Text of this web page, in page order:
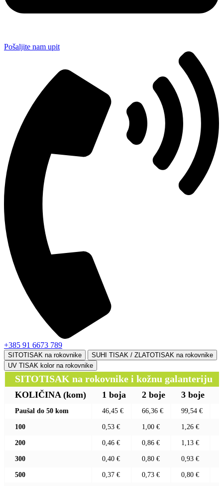
Pošaljite nam upit
+385 91 6673 789
SITOTISAK na rokovnike
SUHI TISAK / ZLATOTISAK na rokovnike
UV TISAK kolor na rokovnike
SITOTISAK na rokovnike i kožnu galanteriju
KOLIČINA (kom) 1 boja 2 boje 3 boje
Paušal do 50 kom 46,45 € 66,36 € 99,54 €
100 0,53 € 1,00 € 1,26 €
200 0,46 € 0,86 € 1,13 €
300 0,40 € 0,80 € 0,93 €
500 0,37 € 0,73 € 0,80 €